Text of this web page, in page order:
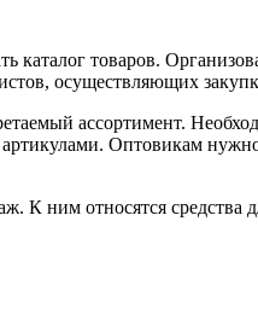
товаров.
осуществляющих
ассортимент.
Оптовикам
К ним относятся